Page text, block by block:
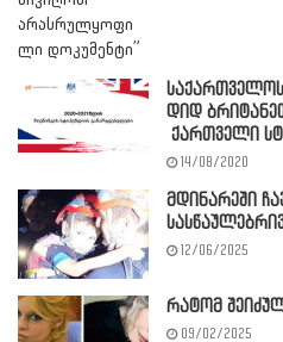
დიდ
ქართველი
14/08/2020
მდინარეში
12/06/2025
რატომ
09/02/2025